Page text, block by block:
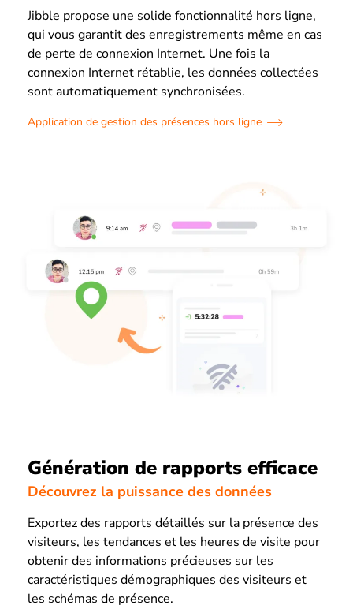
Jibble propose une solide fonctionnalité hors ligne,
qui vous garantit des enregistrements même en cas
de perte de connexion Internet. Une fois la
connexion Internet rétablie, les données collectées
sont automatiquement synchronisées.
Application de gestion des présences hors ligne
Génération de rapports efficace
Découvrez la puissance des données
Exportez des rapports détaillés sur la présence des
visiteurs, les tendances et les heures de visite pour
obtenir des informations précieuses sur les
caractéristiques démographiques des visiteurs et
les schémas de présence.